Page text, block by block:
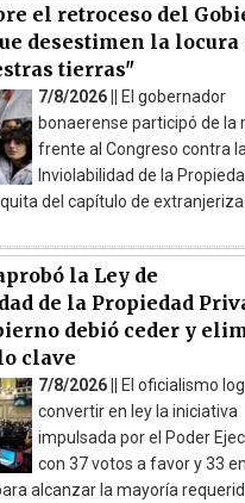
el retroceso del
desestimen la locura
tierras"
7/8/2026 || El gobernador
bonaerense participó de la
frente al Congreso contra
Inviolabilidad de la
del capítulo de
la Ley de
de la Propiedad
debió ceder y
clave
7/8/2026 || El oficialismo
convertir en ley la iniciativa
impulsada por el Poder
con 37 votos a favor y 33
alcanzar la mayoría